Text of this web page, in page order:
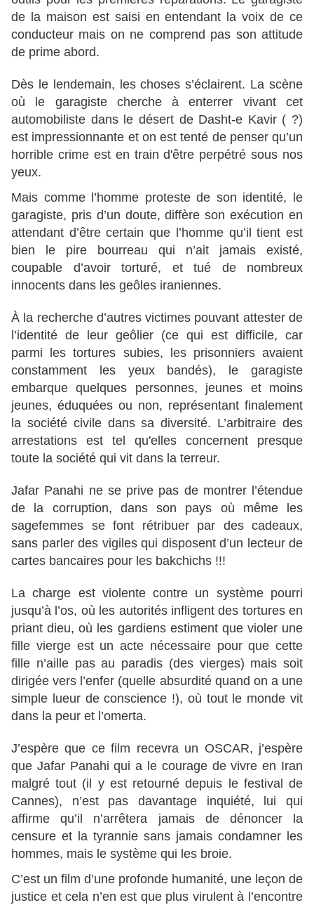
de la maison est saisi en entendant la voix de ce
conducteur mais on ne comprend pas son attitude
de prime abord.
Dès le lendemain, les choses s’éclairent. La scène
où le garagiste cherche à enterrer vivant cet
automobiliste dans le désert de Dasht-e Kavir ( ?)
est impressionnante et on est tenté de penser qu’un
horrible crime est en train d'être perpétré sous nos
yeux.
Mais comme l’homme proteste de son identité, le
garagiste, pris d’un doute, diffère son exécution en
attendant d’être certain que l’homme qu’il tient est
bien le pire bourreau qui n’ait jamais existé,
coupable d’avoir torturé, et tué de nombreux
innocents dans les geôles iraniennes.
À la recherche d’autres victimes pouvant attester de
l’identité de leur geôlier (ce qui est difficile, car
parmi les tortures subies, les prisonniers avaient
constamment les yeux bandés), le garagiste
embarque quelques personnes, jeunes et moins
jeunes, éduquées ou non, représentant finalement
la société civile dans sa diversité. L’arbitraire des
arrestations est tel qu'elles concernent presque
toute la société qui vit dans la terreur.
Jafar Panahi ne se prive pas de montrer l’étendue
de la corruption, dans son pays où même les
sagefemmes se font rétribuer par des cadeaux,
sans parler des vigiles qui disposent d’un lecteur de
cartes bancaires pour les bakchichs !!!
La charge est violente contre un système pourri
jusqu’à l’os, où les autorités infligent des tortures en
priant dieu, où les gardiens estiment que violer une
fille vierge est un acte nécessaire pour que cette
fille n’aille pas au paradis (des vierges) mais soit
dirigée vers l’enfer (quelle absurdité quand on a une
simple lueur de conscience !), où tout le monde vit
dans la peur et l’omerta.
J’espère que ce film recevra un OSCAR, j’espère
que Jafar Panahi qui a le courage de vivre en Iran
malgré tout (il y est retourné depuis le festival de
Cannes), n’est pas davantage inquiété, lui qui
affirme qu’il n’arrêtera jamais de dénoncer la
censure et la tyrannie sans jamais condamner les
hommes, mais le système qui les broie.
C’est un film d’une profonde humanité, une leçon de
justice et cela n’en est que plus virulent à l’encontre